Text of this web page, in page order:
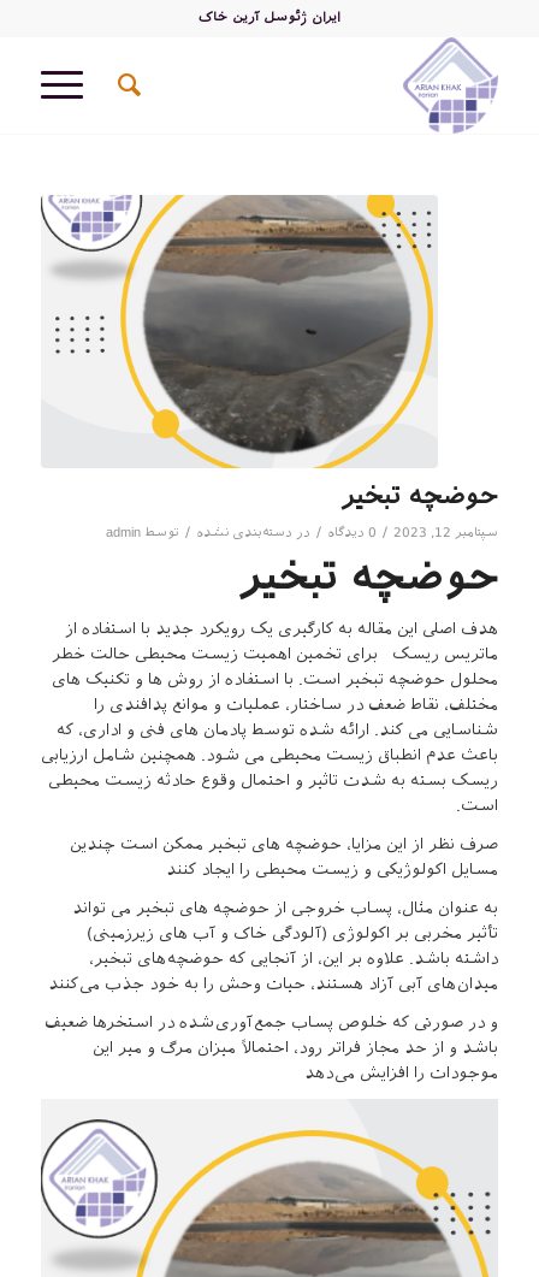
ایران ژئوسل آرین خاک
حوضچه تبخیر
سپتامبر 12, 2023 / 0 دیدگاه / در دسته‌بندی نشده / توسط admin
حوضچه تبخیر
هدف اصلی این مقاله به کارگیری یک رویکرد جدید با استفاده از
ماتریس ریسک برای تخمین اهمیت زیست محیطی حالت خطر
محلول حوضچه تبخیر است. با استفاده از روش ها و تکنیک های
مختلف، نقاط ضعف در ساختار، عملیات و موانع پدافندی را
شناسایی می کند. ارائه شده توسط پادمان های فنی و اداری، که
باعث عدم انطباق زیست محیطی می شود. همچنین شامل ارزیابی
ریسک بسته به شدت تاثیر و احتمال وقوع حادثه زیست محیطی
است.
صرف نظر از این مزایا، حوضچه های تبخیر ممکن است چندین
مسایل اکولوژیکی و زیست محیطی را ایجاد کنند
به عنوان مثال، پساب خروجی از حوضچه های تبخیر می تواند
تأثیر مخربی بر اکولوژی (آلودگی خاک و آب های زیرزمینی)
داشته باشد. علاوه بر این، از آنجایی که حوضچه‌های تبخیر،
میدان‌های آبی آزاد هستند، حیات وحش را به خود جذب می‌کنند
و در صورتی که خلوص پساب جمع‌آوری‌شده در استخرها ضعیف
باشد و از حد مجاز فراتر رود، احتمالاً میزان مرگ و میر این
موجودات را افزایش می‌دهد